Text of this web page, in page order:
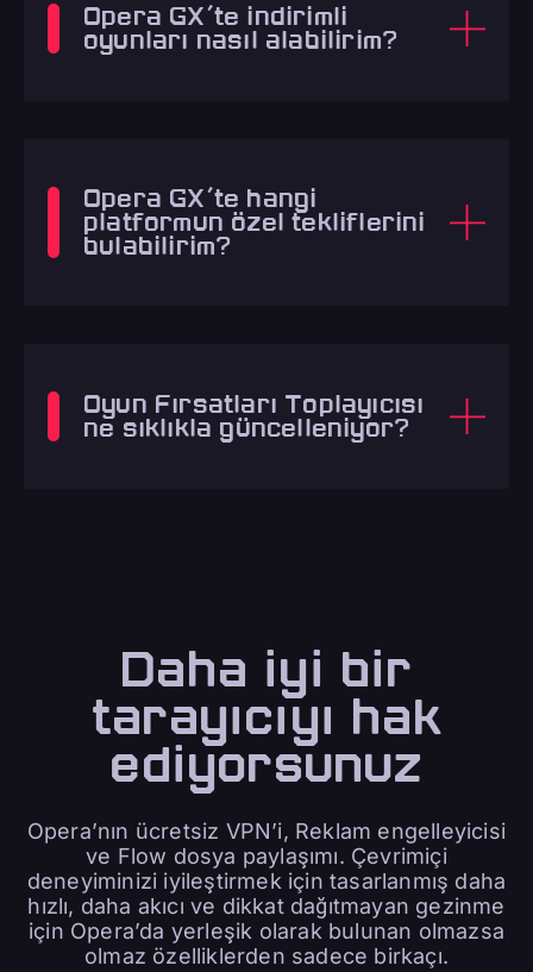
Opera GX'te indirimli
oyunları nasıl alabilirim?
Opera GX'te hangi
platformun özel tekliflerini
bulabilirim?
Oyun Fırsatları Toplayıcısı
ne sıklıkla güncelleniyor?
Daha iyi bir
tarayıcıyı hak
ediyorsunuz
Opera’nın ücretsiz VPN’i, Reklam engelleyicisi
ve Flow dosya paylaşımı. Çevrimiçi
deneyiminizi iyileştirmek için tasarlanmış daha
hızlı, daha akıcı ve dikkat dağıtmayan gezinme
için Opera’da yerleşik olarak bulunan olmazsa
olmaz özelliklerden sadece birkaçı.